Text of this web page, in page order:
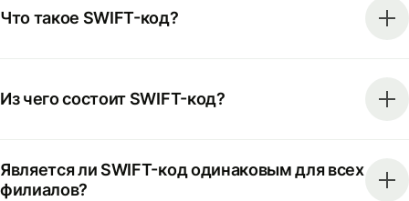
Что такое SWIFT-код?
Из чего состоит SWIFT-код?
Является ли SWIFT-код одинаковым для всех
филиалов?